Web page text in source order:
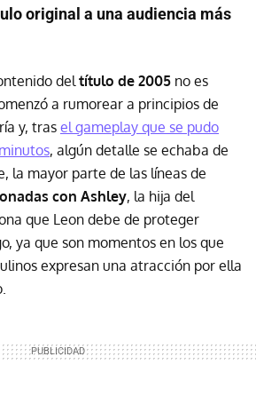
original a una audiencia más
del título de 2005 no es
a rumorear a principios de
y, tras el gameplay que se pudo
, algún detalle se echaba de
la mayor parte de las líneas de
con Ashley, la hija del
que Leon debe de proteger
ya que son momentos en los que
expresan una atracción por ella